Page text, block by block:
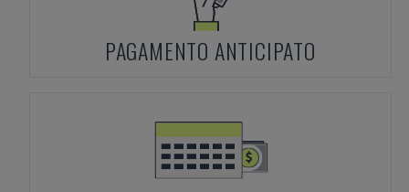
PAGAMENTO ANTICIPATO